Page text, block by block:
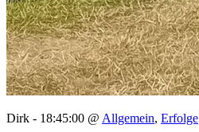
Dirk - 18:45:00 @ Allgemein, Erfolge